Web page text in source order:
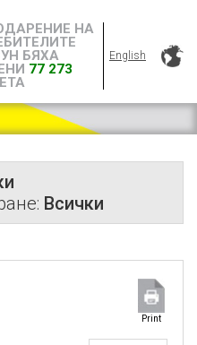
НА
БЯХА
77 273
English
Всички
Print